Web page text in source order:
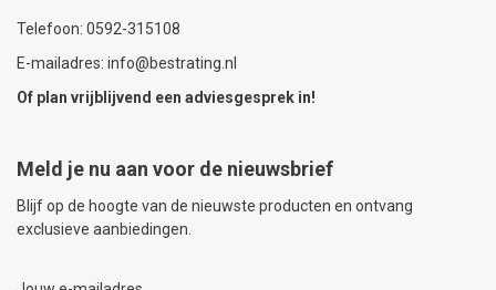
Telefoon: 0592-315108
E-mailadres: info@bestrating.nl
Of plan vrijblijvend een adviesgesprek in!
Meld je nu aan voor de nieuwsbrief
Blijf op de hoogte van de nieuwste producten en ontvang
exclusieve aanbiedingen.